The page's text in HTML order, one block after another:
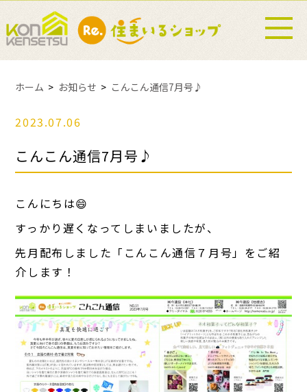
ホーム お知らせ こんこん通信7月号♪
2023.07.06
こんこん通信7月号♪
こんにちは😄
すっかり遅くなってしまいましたが、
先月配布しました「こんこん通信７月号」をご紹
介します！